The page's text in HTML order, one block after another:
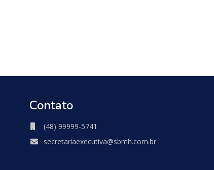
Contato
(48) 99999-5741
secretariaexecutiva@sbmh.com.br